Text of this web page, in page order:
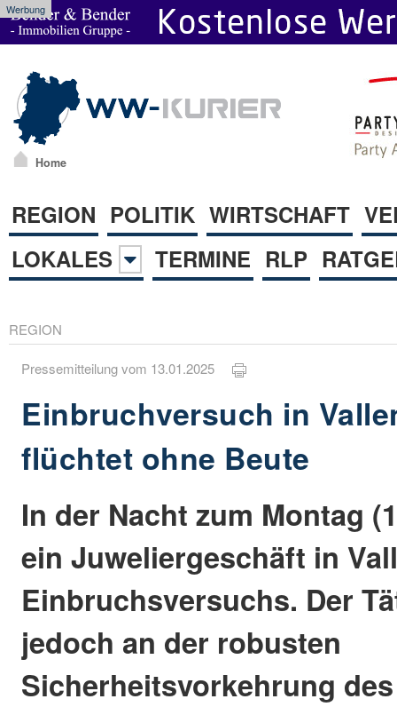
Werbung
Home
REGION POLITIK WIRTSCHAFT
LOKALES
TERMINE RLP
REGION
Pressemitteilung vom 13.01.2025
Einbruchversuch in
flüchtet ohne Beute
In der Nacht zum Montag
ein Juweliergeschäft in
Einbruchsversuchs. Der
jedoch an der robusten
Sicherheitsvorkehrung